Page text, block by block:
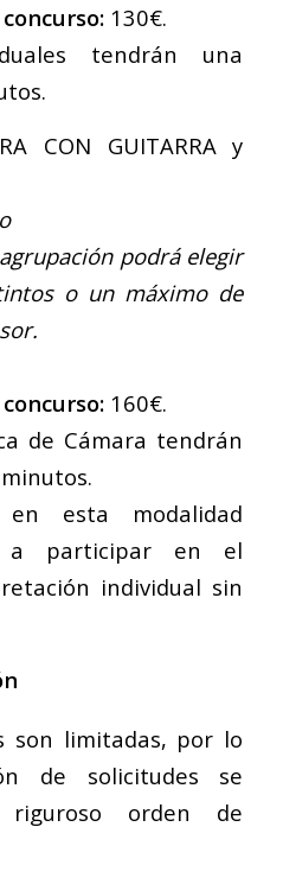
130€.
tendrán una
CON GUITARRA y
podrá elegir
o un máximo de
160€.
de Cámara tendrán
en esta modalidad
a participar en el
individual sin
son limitadas, por lo
de solicitudes se
orden de